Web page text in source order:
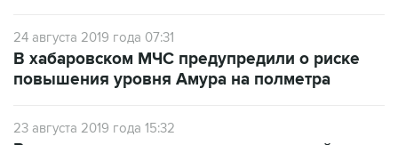
повышения уровня Амура на полметра
23 августа 2019 года 15:32
земли и помещения на время спецопераций